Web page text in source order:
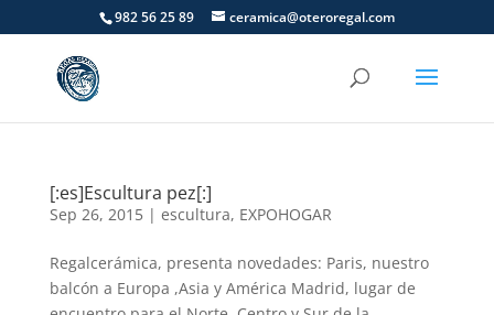
982 56 25 89 ceramica@oteroregal.com
[:es]Escultura pez[:]
Sep 26, 2015| escultura, EXPOHOGAR
Regalcerámica, presenta novedades: Paris, nuestro
balcón a Europa ,Asia y América Madrid, lugar de